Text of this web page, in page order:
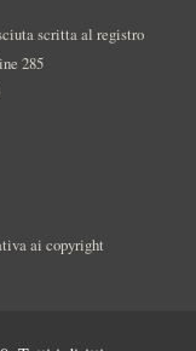
scritta al registro
285
ai copyright